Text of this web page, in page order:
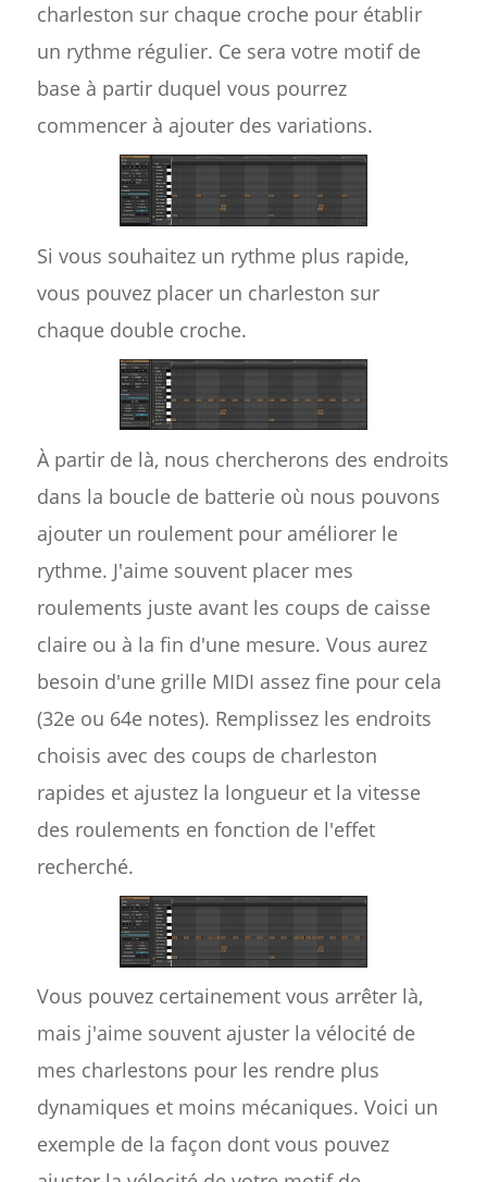
charleston sur chaque croche pour établir
un rythme régulier. Ce sera votre motif de
base à partir duquel vous pourrez
commencer à ajouter des variations.
Si vous souhaitez un rythme plus rapide,
vous pouvez placer un charleston sur
chaque double croche.
À partir de là, nous chercherons des endroits
dans la boucle de batterie où nous pouvons
ajouter un roulement pour améliorer le
rythme. J'aime souvent placer mes
roulements juste avant les coups de caisse
claire ou à la fin d'une mesure. Vous aurez
besoin d'une grille MIDI assez fine pour cela
(32e ou 64e notes). Remplissez les endroits
choisis avec des coups de charleston
rapides et ajustez la longueur et la vitesse
des roulements en fonction de l'effet
recherché.
Vous pouvez certainement vous arrêter là,
mais j'aime souvent ajuster la vélocité de
mes charlestons pour les rendre plus
dynamiques et moins mécaniques. Voici un
exemple de la façon dont vous pouvez